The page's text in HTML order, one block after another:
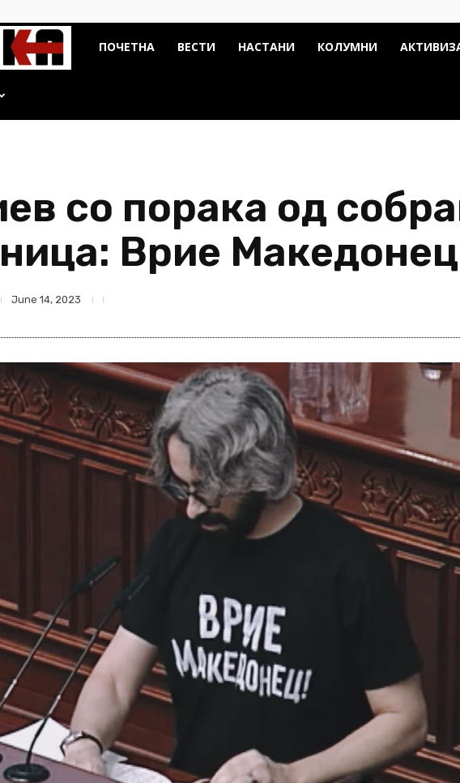
ДСП
ПОЧЕТНА ВЕСТИ НАСТАНИ КОЛУМНИ
со порака од
Врие
June 14, 2023